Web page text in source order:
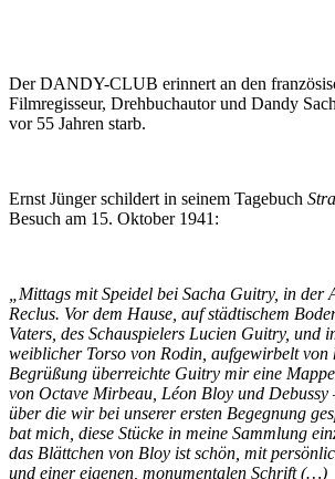
Der DANDY-CLUB erinnert an den
Filmregisseur, Drehbuchautor und Dandy
vor 55 Jahren starb.
Ernst Jünger schildert in seinem Tagebuch
Besuch am 15. Oktober 1941:
„Mittags mit Speidel bei Sacha Guitry, in der
Reclus. Vor dem Hause, auf städtischem
Vaters, des Schauspielers Lucien Guitry, und
weiblicher Torso von Rodin, aufgewirbelt von
Begrüßung überreichte Guitry mir eine
von Octave Mirbeau, Léon Bloy und Debussy
über die wir bei unserer ersten Begegnung
bat mich, diese Stücke in meine Sammlung
das Blättchen von Bloy ist schön, mit
und einer eigenen, monumentalen Schrift (…)